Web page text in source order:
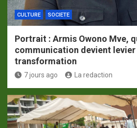
CULTURE SOCIETE
Portrait : Armis Owono Mve,
communication devient levier
transformation
7 jours ago La redaction